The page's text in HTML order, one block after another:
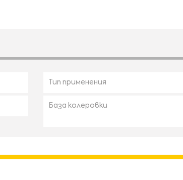
Тип применения
База колеровки